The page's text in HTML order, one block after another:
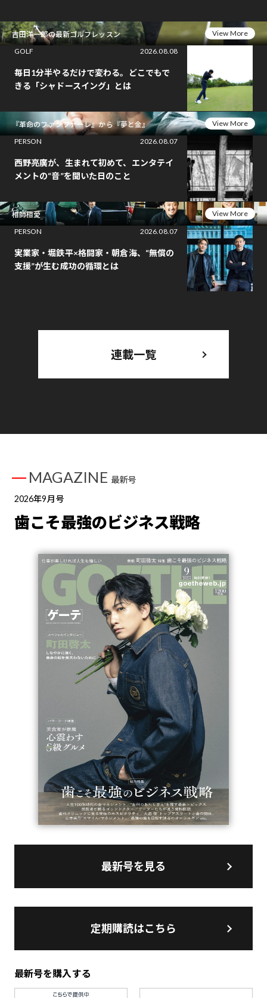
吉田洋一郎の最新ゴルフレッスン
View More
GOLF
2026.08.08
毎日1分半やるだけで変わる。どこでもで
きる「シャドースイング」とは
『革命のファンファーレ』から『夢と金』
View More
PERSON
2026.08.07
西野亮廣が、生まれて初めて、エンタテイ
メントの“音”を聞いた日のこと
相師相愛
View More
PERSON
2026.08.07
実業家・堀鉄平×格闘家・朝倉海、“無償の
支援”が生む成功の循環とは
連載一覧
MAGAZINE 最新号
2026年9月号
歯こそ最強のビジネス戦略
最新号を見る
定期購読はこちら
最新号を購入する